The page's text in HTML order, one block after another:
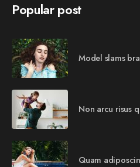
Popular post
Model slams
Non arcu risus